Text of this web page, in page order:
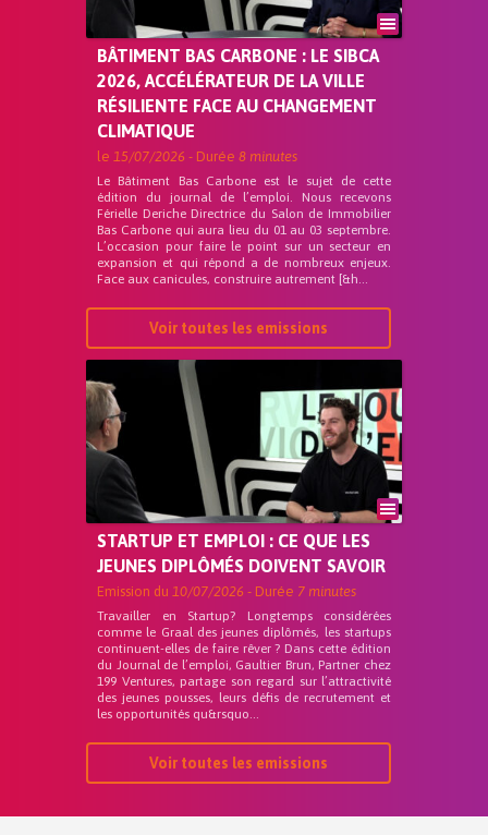
BÂTIMENT BAS CARBONE : LE SIBCA
2026, ACCÉLÉRATEUR DE LA VILLE
RÉSILIENTE FACE AU CHANGEMENT
CLIMATIQUE
le 15/07/2026 - Durée 8 minutes
Le Bâtiment Bas Carbone est le sujet de cette
édition du journal de l’emploi. Nous recevons
Férielle Deriche Directrice du Salon de Immobilier
Bas Carbone qui aura lieu du 01 au 03 septembre.
L’occasion pour faire le point sur un secteur en
expansion et qui répond a de nombreux enjeux.
Face aux canicules, construire autrement [&h...
Voir toutes les emissions
STARTUP ET EMPLOI : CE QUE LES
JEUNES DIPLÔMÉS DOIVENT SAVOIR
Emission du 10/07/2026 - Durée 7 minutes
Travailler en Startup? Longtemps considérées
comme le Graal des jeunes diplômés, les startups
continuent-elles de faire rêver ? Dans cette édition
du Journal de l’emploi, Gaultier Brun, Partner chez
199 Ventures, partage son regard sur l’attractivité
des jeunes pousses, leurs défis de recrutement et
les opportunités qu&rsquo...
Voir toutes les emissions